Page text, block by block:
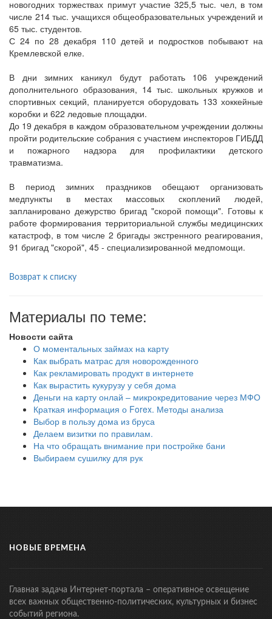
новогодних торжествах примут участие 325,5 тыс. чел, в том
числе 214 тыс. учащихся общеобразовательных учреждений и
65 тыс. студентов.
С 24 по 28 декабря 110 детей и подростков побывают на
Кремлевской елке.
В дни зимних каникул будут работать 106 учреждений
дополнительного образования, 14 тыс. школьных кружков и
спортивных секций, планируется оборудовать 133 хоккейные
коробки и 622 ледовые площадки.
До 19 декабря в каждом образовательном учреждении должны
пройти родительские собрания с участием инспекторов ГИБДД
и пожарного надзора для профилактики детского
травматизма.
В период зимних праздников обещают организовать
медпункты в местах массовых скоплений людей,
запланировано дежурство бригад "скорой помощи". Готовы к
работе формирования территориальной службы медицинских
катастроф, в том числе 2 бригады экстренного реагирования,
91 бригад "скорой", 45 - специализированной медпомощи.
Возврат к списку
Материалы по теме:
Новости сайта
О моментальных займах на карту
Как выбрать матрас для новорожденного
Как рекламировать продукт в интернете
Как вырастить кукурузу у себя дома
Деньги на карту онлай – микрокредитование через МФО
Краткая информация о Forex. Методы анализа
Выбор в пользу дома из бруса
Делаем визитки по правилам.
На что обращать внимание при постройке бани
Выбираем сушилку для рук
НОВЫЕ ВРЕМЕНА
Главная задача Интернет-портала – оперативное освещение
всех важных общественно-политических, культурных и бизнес
событий региона.